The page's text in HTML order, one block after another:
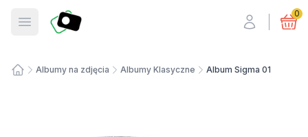
Otwórz menu
Fotosmart 0
Albumy na zdjęcia Albumy Klasyczne Album Sigma 01